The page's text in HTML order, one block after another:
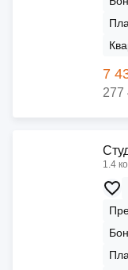
7
277
1.4